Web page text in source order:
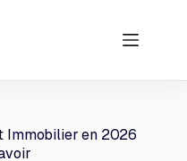
Immobilier en 2026